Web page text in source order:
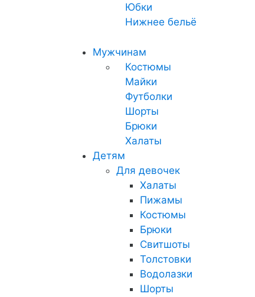
Юбки
Нижнее бельё
Мужчинам
Костюмы
Майки
Футболки
Шорты
Брюки
Халаты
Детям
Для девочек
Халаты
Пижамы
Костюмы
Брюки
Свитшоты
Толстовки
Водолазки
Шорты